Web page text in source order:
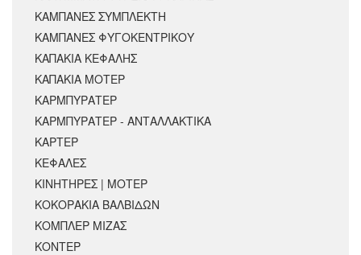
ΚΑΜΠΑΝΕΣ ΣΥΜΠΛΕΚΤΗ
ΚΑΜΠΑΝΕΣ ΦΥΓΟΚΕΝΤΡΙΚΟΥ
ΚΑΠΑΚΙΑ ΚΕΦΑΛΗΣ
ΚΑΠΑΚΙΑ ΜΟΤΕΡ
ΚΑΡΜΠΥΡΑΤΕΡ
ΚΑΡΜΠΥΡΑΤΕΡ - ΑΝΤΑΛΛΑΚΤΙΚΑ
ΚΑΡΤΕΡ
ΚΕΦΑΛΕΣ
ΚΙΝΗΤΗΡΕΣ | ΜΟΤΕΡ
ΚΟΚΟΡΑΚΙΑ ΒΑΛΒΙΔΩΝ
ΚΟΜΠΛΕΡ ΜΙΖΑΣ
ΚΟΝΤΕΡ